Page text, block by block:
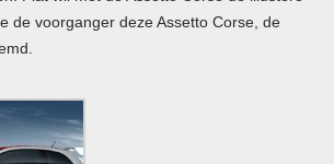
de voorganger deze Assetto Corse, de